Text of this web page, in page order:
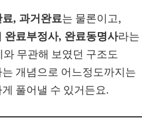
, 과거완료는 물론이고,
완료부정사, 완료동명사라는
와 무관해 보였던 구조도
개념으로 어느정도까지는
풀어낼 수 있거든요.